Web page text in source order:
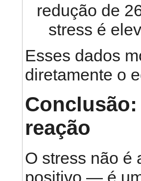
redução de
stress é
Esses dados
diretamente o
reação
O stress não é
positivo — é